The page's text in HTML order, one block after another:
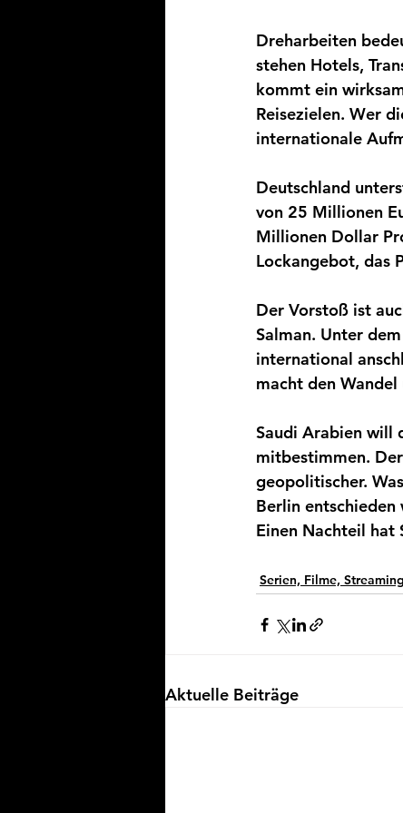
Dreharbeiten
stehen Hotels,
kommt ein
Reisezielen. Wer
internationale
Deutschland
von 25 Millionen
Millionen Dollar
Lockangebot, das
Der Vorstoß ist
Salman. Unter
international
macht den
Saudi Arabien will
mitbestimmen.
geopolitischer.
Berlin
Einen Nachteil hat
Serien, Filme, Streaming
Aktuelle Beiträge